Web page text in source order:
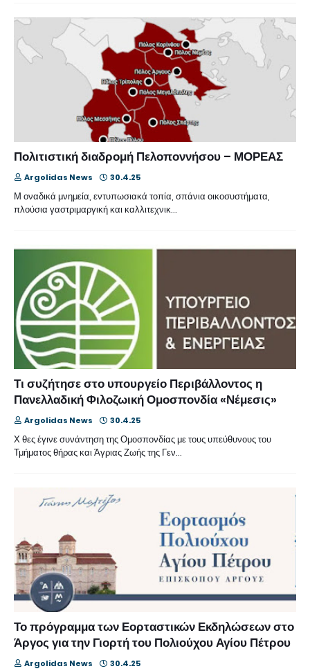
Πολιτιστική διαδρομή Πελοποννήσου – ΜΟΡΕΑΣ
Argolidas News 30.4.25
Μ οναδικά μνημεία, εντυπωσιακά τοπία, σπάνια οικοσυστήματα,
πλούσια γαστριμαργική και καλλιτεχνικ…
Τι συζήτησε στο υπουργείο Περιβάλλοντος η
Πανελλαδική Φιλοζωική Ομοσπονδία «Νέμεσις»
Argolidas News 30.4.25
Χ θες έγινε συνάντηση της Ομοσπονδίας με τους υπεύθυνους του
Τμήματος θήρας και Άγριας Ζωής της Γεν…
Το πρόγραμμα των Εορταστικών Εκδηλώσεων στο
Άργος για την Γιορτή του Πολιούχου Αγίου Πέτρου
Argolidas News 30.4.25